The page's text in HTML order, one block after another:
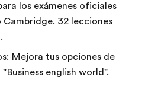
los exámenes oficiales
Cambridge. 32 lecciones
Mejora tus opciones de
english world".